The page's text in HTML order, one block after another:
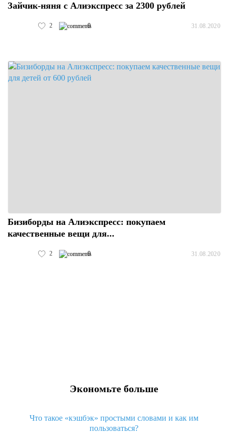
Зайчик-няня с Алиэкспресс за 2300 рублей
2 0 31.08.2020
Бизиборды на Алиэкспресс: покупаем
качественные вещи для...
2 0 31.08.2020
Экономьте больше
Что такое «кэшбэк» простыми словами и как им
пользоваться?